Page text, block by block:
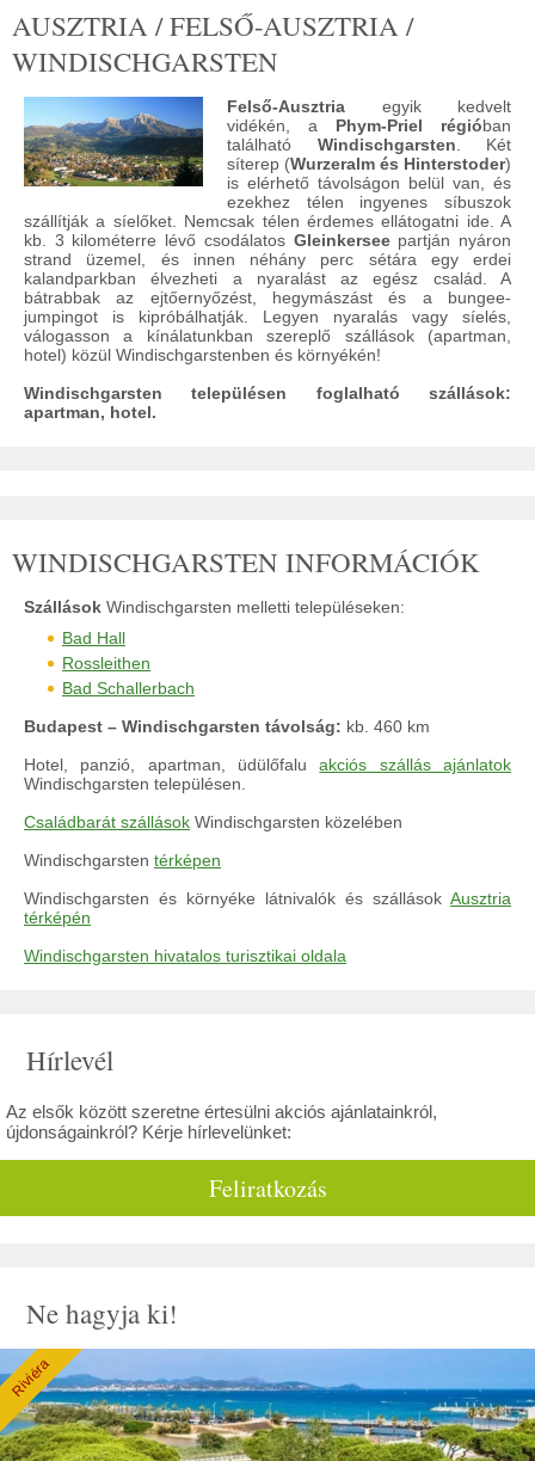
AUSZTRIA / FELSŐ-AUSZTRIA /
WINDISCHGARSTEN
Felső-Ausztria egyik kedvelt
vidékén, a Phym-Priel régióban
található Windischgarsten . Két
síterep (Wurzeralm és Hinterstoder)
is elérhető távolságon belül van, és
ezekhez télen ingyenes síbuszok
szállítják a síelőket. Nemcsak télen érdemes ellátogatni ide. A
kb. 3 kilométerre lévő csodálatos Gleinkerseepartján nyáron
strand üzemel, és innen néhány perc sétára egy erdei
kalandparkban élvezheti a nyaralást az egész család. A
bátrabbak az ejtőernyőzést, hegymászást és a bungee-
jumpingot is kipróbálhatják. Legyen nyaralás vagy síelés,
válogasson a kínálatunkban szereplő szállások (apartman,
hotel) közül Windischgarstenben és környékén!
Windischgarsten településen foglalható szállások:
apartman, hotel.
WINDISCHGARSTEN INFORMÁCIÓK
Szállások Windischgarsten melletti településeken:
Bad Hall
Rossleithen
Bad Schallerbach
Budapest – Windischgarsten távolság: kb. 460 km
Hotel, panzió, apartman, üdülőfaluakciós szállás ajánlatok
Windischgarsten településen.
Családbarát szállások Windischgarsten közelében
Windischgarsten térképen
Windischgarsten és környéke látnivalók és szállások Ausztria
térképén
Windischgarsten hivatalos turisztikai oldala
Hírlevél
Az elsők között szeretne értesülni akciós ajánlatainkról,
újdonságainkról? Kérje hírlevelünket:
Feliratkozás
Ne hagyja ki!
Riviéra